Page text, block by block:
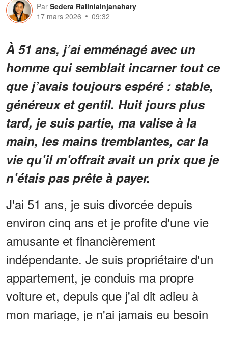
Par Sedera Raliniainjanahary
17 mars 2026
09:32
À 51 ans, j’ai emménagé avec un
homme qui semblait incarner tout ce
que j’avais toujours espéré : stable,
généreux et gentil. Huit jours plus
tard, je suis partie, ma valise à la
main, les mains tremblantes, car la
vie qu’il m’offrait avait un prix que je
n’étais pas prête à payer.
J'ai 51 ans, je suis divorcée depuis
environ cinq ans et je profite d'une vie
amusante et financièrement
indépendante. Je suis propriétaire d'un
appartement, je conduis ma propre
voiture et, depuis que j'ai dit adieu à
mon mariage, je n'ai jamais eu besoin